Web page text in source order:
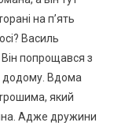
на п’ять
Василь
попрощався з
додому. Вдома
який
Адже дружини